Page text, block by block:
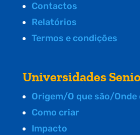
Contactos
Relatórios
Termos e condições
Universidades
Origem/O que são/Onde
Como criar
Impacto